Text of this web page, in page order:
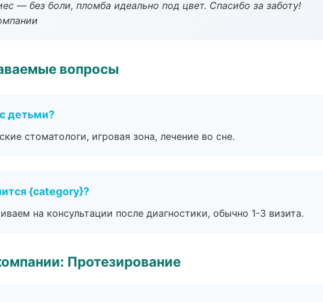
— без боли, пломба идеально под цвет. Спасибо за заботу!
вопросы
детьми?
стоматологи, игровая зона, лечение во сне.
{category}?
на консультации после диагностики, обычно 1-3 визита.
Протезирование